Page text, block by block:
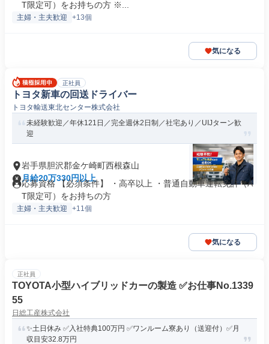
T限定可）をお持ちの方 ※...
主婦・主夫歓迎 +13個
気になる
正社員
トヨタ新車の回送ドライバー
トヨタ輸送東北センター株式会社
未経験歓迎／年休121日／完全週休2日制／社宅あり／UIJターン歓
迎
岩手県胆沢郡金ケ崎町西根森山
月給20万330円以上
応募資格 【必須条件】 ・高卒以上 ・普通自動車運転免許（A
T限定可）をお持ちの方
主婦・主夫歓迎 +11個
気になる
正社員
TOYOTA小型ハイブリッドカーの製造 ✅お仕事No.1339
55
日総工産株式会社
✨土日休み ✅入社特典100万円 ✅ワンルーム寮あり（送迎付）✅月
収目安32.8万円